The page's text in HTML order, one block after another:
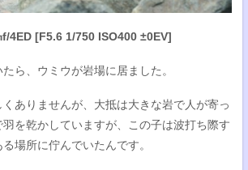
[F5.6 1/750 ISO400 ±0EV]
ら、ウミウが岩場に居ました。
ありませんが、大抵は大きな岩で人が寄っ
を乾かしていますが、この子は波打ち際す
場所に佇んでいたんです。